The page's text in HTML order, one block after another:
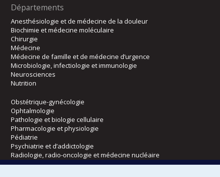
Départements
Anesthésiologie et de médecine de la douleur
Biochimie et médecine moléculaire
Chirurgie
Médecine
Médecine de famille et de médecine d’urgence
Microbiologie, infectiologie et immunologie
Neurosciences
Nutrition
Obstétrique-gynécologie
Ophtalmologie
Pathologie et biologie cellulaire
Pharmacologie et physiologie
Pédiatrie
Psychiatrie et d’addictologie
Radiologie, radio-oncologie et médecine nucléaire